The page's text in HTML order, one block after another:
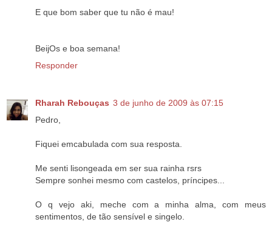
E que bom saber que tu não é mau!
BeijOs e boa semana!
Responder
Rharah Rebouças 3 de junho de 2009 às 07:15
Pedro,
Fiquei emcabulada com sua resposta.
Me senti lisongeada em ser sua rainha rsrs
Sempre sonhei mesmo com castelos, príncipes...
O q vejo aki, meche com a minha alma, com meus
sentimentos, de tão sensível e singelo.